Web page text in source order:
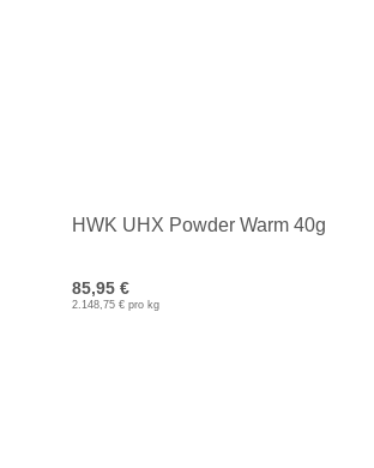
HWK UHX Powder Warm 40g
85,95 €
2.148,75 € pro kg